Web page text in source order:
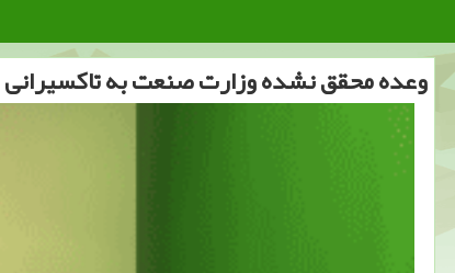
وعده محقق نشده وزارت صنعت به تاكسیرانی